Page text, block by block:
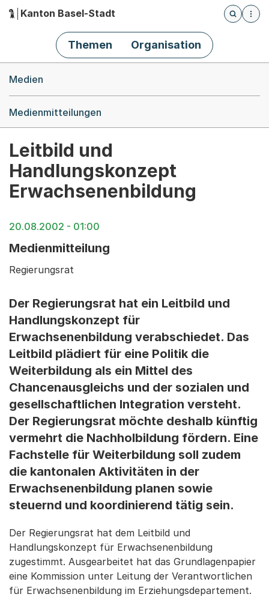
Hauptnavigation
Kanton Basel-Stadt
Öffnet
Themen Organisation
Medien
Medienmitteilungen
Leitbild und
Handlungskonzept
Erwachsenenbildung
20.08.2002 - 01:00
Medienmitteilung
Regierungsrat
Der Regierungsrat hat ein Leitbild und
Handlungskonzept für
Erwachsenenbildung verabschiedet. Das
Leitbild plädiert für eine Politik die
Weiterbildung als ein Mittel des
Chancenausgleichs und der sozialen und
gesellschaftlichen Integration versteht.
Der Regierungsrat möchte deshalb künftig
vermehrt die Nachholbildung fördern. Eine
Fachstelle für Weiterbildung soll zudem
die kantonalen Aktivitäten in der
Erwachsenenbildung planen sowie
steuernd und koordinierend tätig sein.
Der Regierungsrat hat dem Leitbild und
Handlungskonzept für Erwachsenenbildung
zugestimmt. Ausgearbeitet hat das Grundlagenpapier
eine Kommission unter Leitung der Verantwortlichen
für Erwachsenenbildung im Erziehungsdepartement.